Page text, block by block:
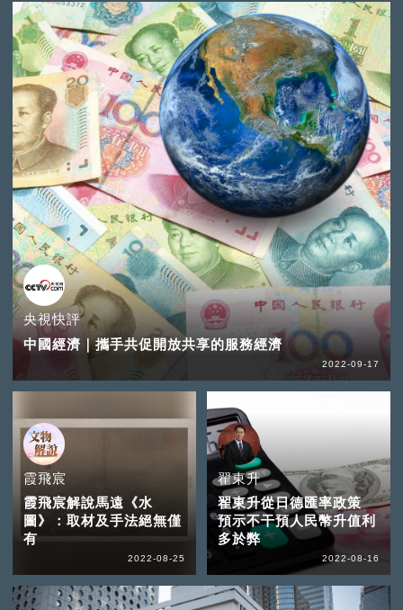
央視快評
中國經濟｜攜手共促開放共享的服務經濟
2022-09-17
霞飛宸
霞飛宸解說馬遠《水
圖》：取材及手法絕無僅
有
2022-08-25
翟東升
翟東升從日德匯率政策
預示不干預人民幣升值利
多於弊
2022-08-16